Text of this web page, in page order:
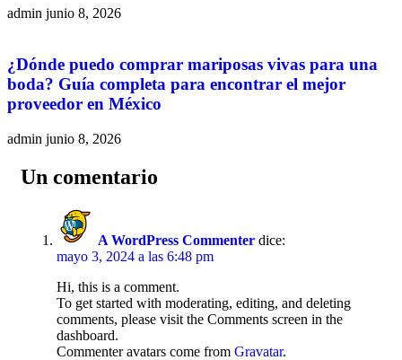
admin junio 8, 2026
¿Dónde puedo comprar mariposas vivas para una
boda? Guía completa para encontrar el mejor
proveedor en México
admin junio 8, 2026
Un comentario
A WordPress Commenter dice:
mayo 3, 2024 a las 6:48 pm
Hi, this is a comment.
To get started with moderating, editing, and deleting
comments, please visit the Comments screen in the
dashboard.
Commenter avatars come from Gravatar.